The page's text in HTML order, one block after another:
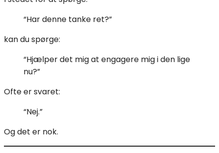
“Har denne tanke ret?”
kan du spørge:
“Hjælper det mig at engagere mig i den lige
nu?”
Ofte er svaret:
“Nej.”
Og det er nok.